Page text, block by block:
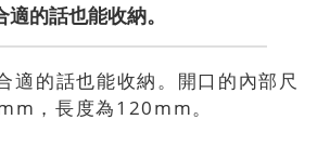
的話也能收納。
適的話也能收納。開口的內部尺
，長度為120mm。